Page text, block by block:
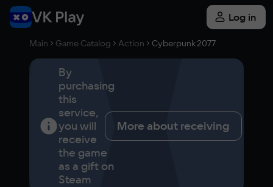
Log in
Main Game Catalog Action Cyberpunk 2077
By
purchasing
this
service,
you will
receive
the game
as a gift on
Steam
More about receiving